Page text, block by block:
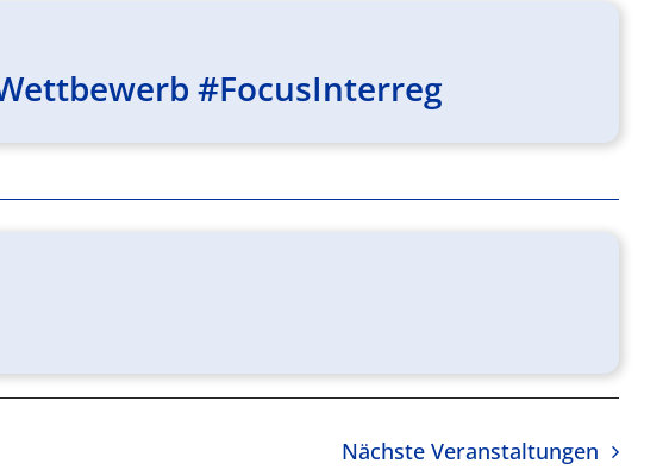
#FocusInterreg
NächsteVeranstaltungen